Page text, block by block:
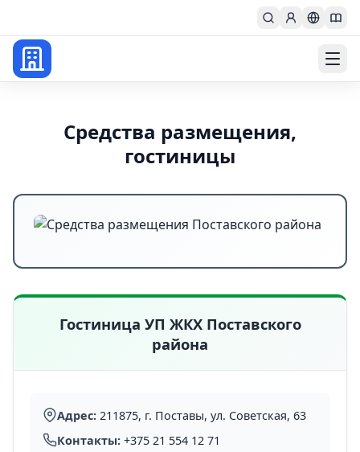
Главная
Средства размещения,
гостиницы
Гостиница УП ЖКХ Поставского
района
Адрес: 211875, г. Поставы, ул. Советская, 63
Контакты: +375 21 554 12 71